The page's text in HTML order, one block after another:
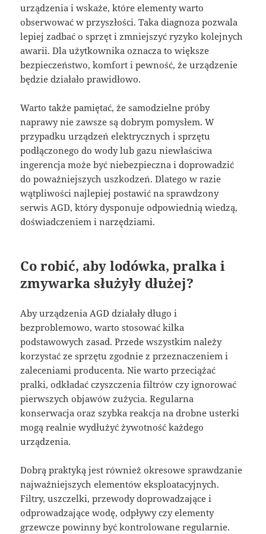
urządzenia i wskaże, które elementy warto
obserwować w przyszłości. Taka diagnoza pozwala
lepiej zadbać o sprzęt i zmniejszyć ryzyko kolejnych
awarii. Dla użytkownika oznacza to większe
bezpieczeństwo, komfort i pewność, że urządzenie
będzie działało prawidłowo.
Warto także pamiętać, że samodzielne próby
naprawy nie zawsze są dobrym pomysłem. W
przypadku urządzeń elektrycznych i sprzętu
podłączonego do wody lub gazu niewłaściwa
ingerencja może być niebezpieczna i doprowadzić
do poważniejszych uszkodzeń. Dlatego w razie
wątpliwości najlepiej postawić na sprawdzony
serwis AGD, który dysponuje odpowiednią wiedzą,
doświadczeniem i narzędziami.
Co robić, aby lodówka, pralka i
zmywarka służyły dłużej?
Aby urządzenia AGD działały długo i
bezproblemowo, warto stosować kilka
podstawowych zasad. Przede wszystkim należy
korzystać ze sprzętu zgodnie z przeznaczeniem i
zaleceniami producenta. Nie warto przeciążać
pralki, odkładać czyszczenia filtrów czy ignorować
pierwszych objawów zużycia. Regularna
konserwacja oraz szybka reakcja na drobne usterki
mogą realnie wydłużyć żywotność każdego
urządzenia.
Dobrą praktyką jest również okresowe sprawdzanie
najważniejszych elementów eksploatacyjnych.
Filtry, uszczelki, przewody doprowadzające i
odprowadzające wodę, odpływy czy elementy
grzewcze powinny być kontrolowane regularnie.